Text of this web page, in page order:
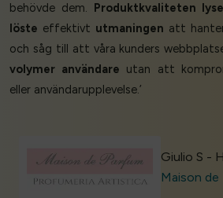
behövde dem.
Produktkvaliteten
löste effektivt utmaningen att
och såg till att våra kunders
volymer användare utan att
eller användarupplevelse.’
Giulio S -
Maison de